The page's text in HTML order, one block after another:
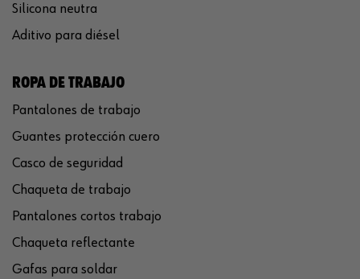
Silicona neutra
Aditivo para diésel
ROPA DE TRABAJO
Pantalones de trabajo
Guantes protección cuero
Casco de seguridad
Chaqueta de trabajo
Pantalones cortos trabajo
Chaqueta reflectante
Gafas para soldar